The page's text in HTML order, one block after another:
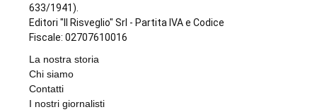
633/1941).
Editori "Il Risveglio" Srl - Partita IVA e Codice
Fiscale: 02707610016
La nostra storia
Chi siamo
Contatti
I nostri giornalisti